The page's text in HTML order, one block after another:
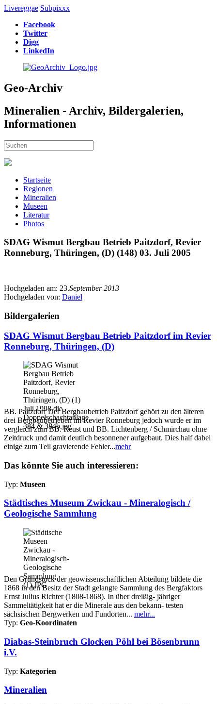
Livereggae Subpixxx
Facebook
Twitter
Digg
LinkedIn
Geo-Archiv
Mineralien - Archiv, Bildergalerien,
Informationen
Startseite
Regionen
Mineralien
Museen
Literatur
Photos
SDAG Wismut Bergbau Betrieb Paitzdorf, Revier
Ronneburg, Thüringen, (D) (148) 03. Juli 2005
Hochgeladen am: 23.September 2013
Hochgeladen von: Daniel
Bildergalerien
SDAG Wismut Bergbau Betrieb Paitzdorf im Revier
Ronneburg, Thüringen, (D)
BB. Paitzdorf Der Bergbaubetrieb Paitzdorf gehört zu den älteren
drei Bergbaubetrieben im Revier Ronneburg jedoch wurde er im
vergleich zum BB. Reust und BB. Lichtenberg / Schmirchau ohne
Zeitdruck und damit deutlich besonnener aufgebaut. Dies half dabei
einige zum Teil gravierende Fehler...mehr
Das könnte Sie auch interessieren:
Typ: Museen
Städtisches Museum Zwickau - Mineralogisch /
Geologische Sammlung
Den Grundstock der geowissenschaftlichen Abteilung bildete die
1868 in den Besitz der Stadt gelangte Sammlung des Bergfaktors
Ernst Julius Richter (1808-1868). In über dreißig- jähriger
Sammeltätigkeit hat er die Minerale aus den bekann- testen
sächsischen Bergwerken und Fundorten... mehr...
Typ: Geo-Koordinaten
Diabas-Steinbruch Glocken Pöhl bei Bösenbrunn
i.V.
Typ: Kategorien
Mineralien